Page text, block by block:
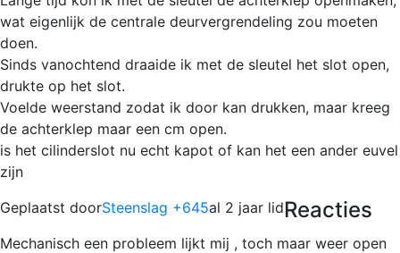
wat eigenlijk de centrale deurvergrendeling zou moeten
doen.
Sinds vanochtend draaide ik met de sleutel het slot open,
drukte op het slot.
Voelde weerstand zodat ik door kan drukken, maar kreeg
de achterklep maar een cm open.
is het cilinderslot nu echt kapot of kan het een ander euvel
zijn
Geplaatst doorSteenslag +645al 2 jaar lidReacties
Mechanisch een probleem lijkt mij , toch maar weer open